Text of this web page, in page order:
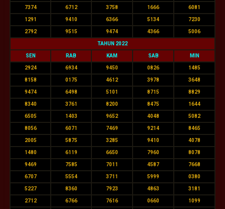
7374 6712 3758 1666 6081
1291 9410 6366 5134 7230
2792 9515 9474 4366 5006
TAHUN 2022
SEN RAB KAM SAB MIN
2924 6934 9450 0826 1485
8158 0175 4612 3978 3648
9474 6498 5101 8715 8829
8340 3761 8200 8475 1644
6505 1403 9652 4048 5082
8056 6071 7469 9214 8465
2005 5875 3285 9410 4078
1480 6119 6650 7960 8078
9469 7585 7011 4587 7668
6707 5554 3711 5999 0380
5227 8360 7923 4863 3181
2712 6766 7616 0660 1099